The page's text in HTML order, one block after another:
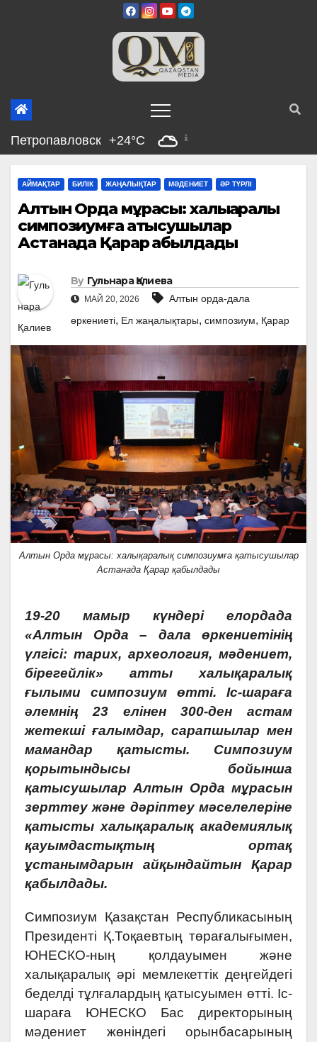
Петропавловск +24°C
АЙМАҚТАР БИЛІК ЖАҢАЛЫҚТАР МӘДЕНИЕТ ӘР ТҮРЛІ
Алтын Орда мұрасы: халықаралық
симпозиумға қатысушылар
Астанада Қарар қабылдады
By Гульнара Қалиева
МАЙ 20, 2026
Алтын орда-дала
өркениеті, Ел жаңалықтары, симпозиум, Қарар
Алтын Орда мұрасы: халықаралық симпозиумға қатысушылар
Астанада Қарар қабылдады
19-20 мамыр күндері елордада
«Алтын Орда – дала өркениетінің
үлгісі: тарих, археология, мәдениет,
бірегейлік» атты халықаралық
ғылыми симпозиум өтті. Іс-шараға
әлемнің 23 елінен 300-ден астам
жетекші ғалымдар, сарапшылар мен
мамандар қатысты. Симпозиум
қорытындысы бойынша
қатысушылар Алтын Орда мұрасын
зерттеу және дәріптеу мәселелеріне
қатысты халықаралық академиялық
қауымдастықтың ортақ
ұстанымдарын айқындайтын Қарар
қабылдады.
Симпозиум Қазақстан Республикасының
Президенті Қ.Тоқаевтың төрағалығымен,
ЮНЕСКО-ның қолдауымен және
халықаралық әрі мемлекеттік деңгейдегі
беделді тұлғалардың қатысуымен өтті. Іс-
шараға ЮНЕСКО Бас директорының
мәдениет жөніндегі орынбасарының